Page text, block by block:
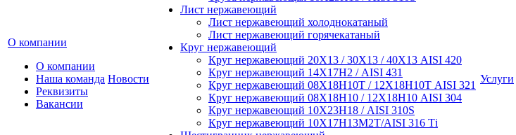
О компании
О компании
Наша команда
Реквизиты
Вакансии
Новости
Лист нержавеющий
Лист нержавеющий холоднокатаный
Лист нержавеющий горячекатаный
Круг нержавеющий
Круг нержавеющий 20Х13 / 30Х13 / 40Х13 AISI 420
Круг нержавеющий 14Х17Н2 / AISI 431
Круг нержавеющий 08Х18Н10Т / 12Х18Н10Т AISI 321
Круг нержавеющий 08Х18Н10 / 12Х18Н10 AISI 304
Круг нержавеющий 10Х23Н18 / AISI 310S
Круг нержавеющий 10Х17Н13М2Т/AISI 316 Тi
Услуги